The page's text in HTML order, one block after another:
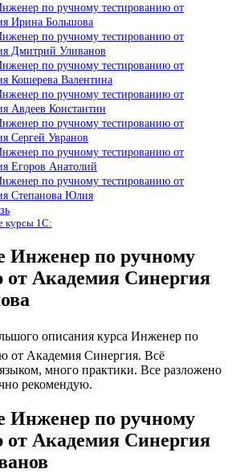
по ручному тестированию от
Ирина Большова
по ручному тестированию от
Дмитрий Уливанов
по ручному тестированию от
Кошерева Валентина
по ручному тестированию от
Авдеев Константин
по ручному тестированию от
Сергей Увранов
по ручному тестированию от
Егоров Анатолий
по ручному тестированию от
Степанова Юлия
курсы 1С:
Инженер по ручному
от Академия Синергия
описания курса Инженер по
от Академия Синергия. Всё
много практики. Все разложено
рекомендую.
Инженер по ручному
от Академия Синергия